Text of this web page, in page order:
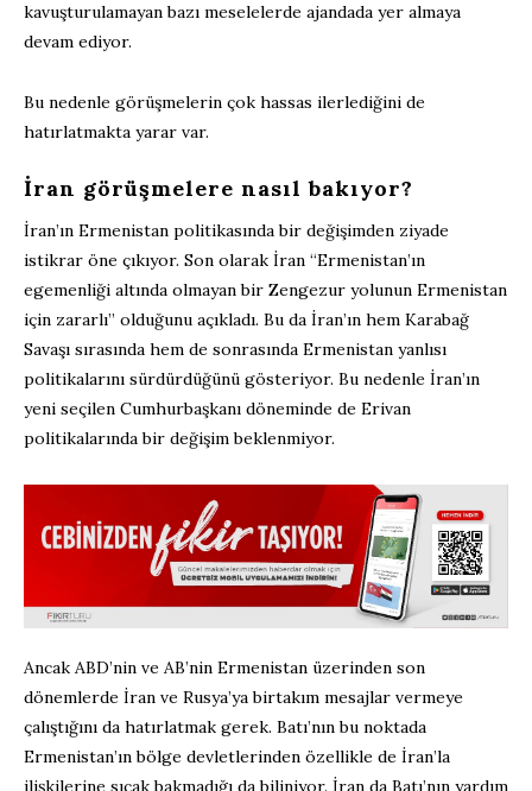
kavuşturulamayan bazı meselelerde ajandada yer almaya
devam ediyor.
Bu nedenle görüşmelerin çok hassas ilerlediğini de
hatırlatmakta yarar var.
İran görüşmelere nasıl bakıyor?
İran’ın Ermenistan politikasında bir değişimden ziyade
istikrar öne çıkıyor. Son olarak İran “Ermenistan’ın
egemenliği altında olmayan bir Zengezur yolunun Ermenistan
için zararlı” olduğunu açıkladı. Bu da İran’ın hem Karabağ
Savaşı sırasında hem de sonrasında Ermenistan yanlısı
politikalarını sürdürdüğünü gösteriyor. Bu nedenle İran’ın
yeni seçilen Cumhurbaşkanı döneminde de Erivan
politikalarında bir değişim beklenmiyor.
Ancak ABD’nin ve AB’nin Ermenistan üzerinden son
dönemlerde İran ve Rusya’ya birtakım mesajlar vermeye
çalıştığını da hatırlatmak gerek. Batı’nın bu noktada
Ermenistan’ın bölge devletlerinden özellikle de İran’la
ilişkilerine sıcak bakmadığı da biliniyor. İran da Batı’nın yardım